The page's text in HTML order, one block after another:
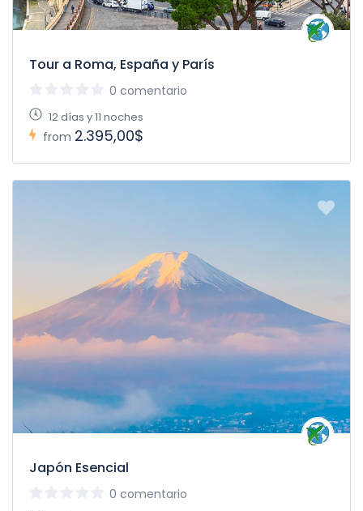
Tour a Roma, España y París
0 comentario
12 días y 11 noches
from 2.395,00$
Japón Esencial
0 comentario